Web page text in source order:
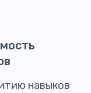
навыков